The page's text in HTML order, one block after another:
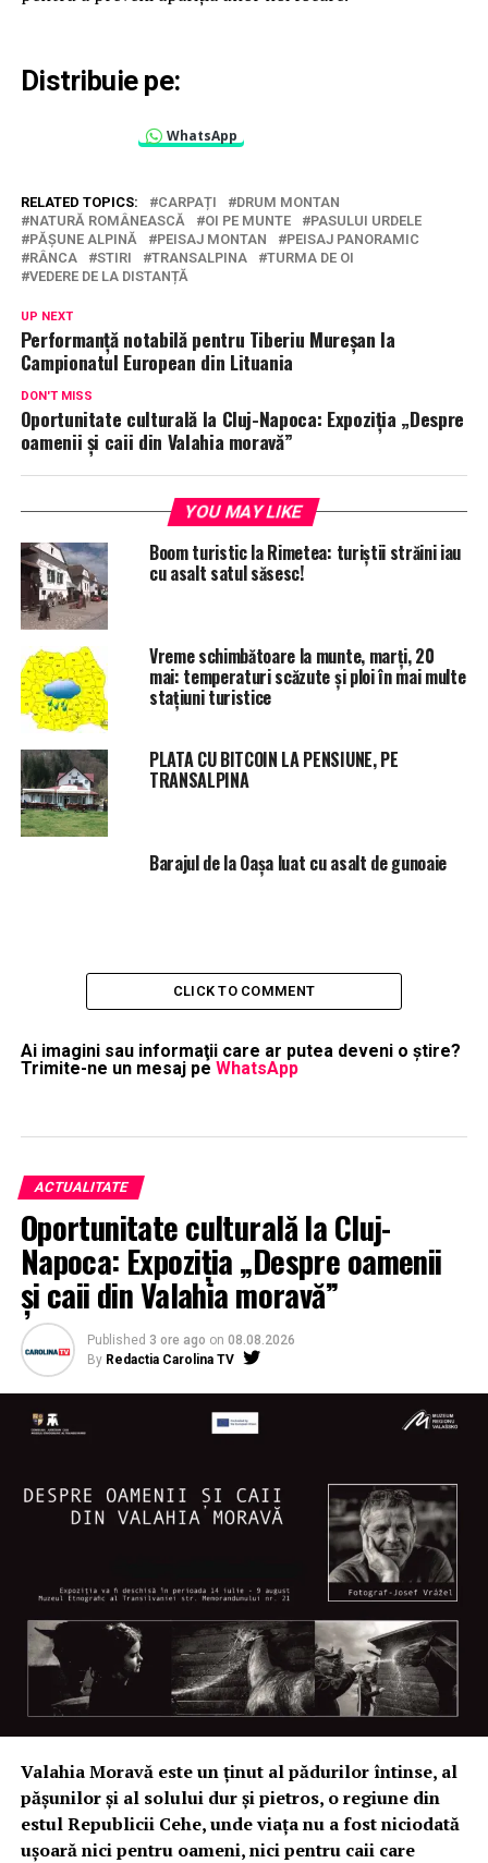
Distribuie pe:
WhatsApp
RELATED TOPICS: CARPAȚI
DRUM MONTAN
NATURĂ ROMÂNEASCĂ
OI PE MUNTE
PASULUI URDELE
PĂȘUNE ALPINĂ
PEISAJ MONTAN
PEISAJ PANORAMIC
RÂNCA
STIRI TRANSALPINA
TURMA DE OI
VEDERE DE LA DISTANȚĂ
UP NEXT
Performanță notabilă pentru Tiberiu Mureșan la
Campionatul European din Lituania
DON'T MISS
Oportunitate culturală la Cluj-Napoca: Expoziția „Despre
oamenii și caii din Valahia moravă”
YOU MAY LIKE
Boom turistic la Rimetea: turiștii străini iau
cu asalt satul săsesc!
Vreme schimbătoare la munte, marți, 20
mai: temperaturi scăzute și ploi în mai multe
stațiuni turistice
PLATA CU BITCOIN LA PENSIUNE, PE
TRANSALPINA
Barajul de la Oașa luat cu asalt de gunoaie
CLICK TO COMMENT
Ai imagini sau informaţii care ar putea deveni o ştire?
Trimite-ne un mesaj pe WhatsApp
ACTUALITATE
Oportunitate culturală la Cluj-
Napoca: Expoziția „Despre oamenii
și caii din Valahia moravă”
Published 3 ore ago on 08.08.2026
By Redactia Carolina TV
Valahia Moravă este un ținut al pădurilor întinse, al
pășunilor și al solului dur și pietros, o regiune din
estul Republicii Cehe, unde viața nu a fost niciodată
ușoară nici pentru oameni, nici pentru caii care